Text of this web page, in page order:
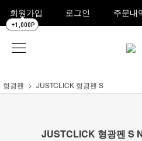
회원가입
+1,000P
로그인 주문내
형광펜 JUSTCLICK 형광펜 S
JUSTCLICK 형광펜 S